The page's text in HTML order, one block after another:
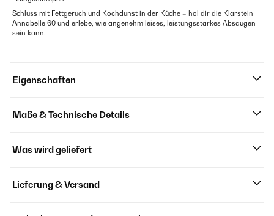
Schluss mit Fettgeruch und Kochdunst in der Küche – hol dir die Klarstein
Annabelle 60 und erlebe, wie angenehm leises, leistungsstarkes Absaugen
sein kann.
Eigenschaften
Maße & Technische Details
Was wird geliefert
Lieferung & Versand